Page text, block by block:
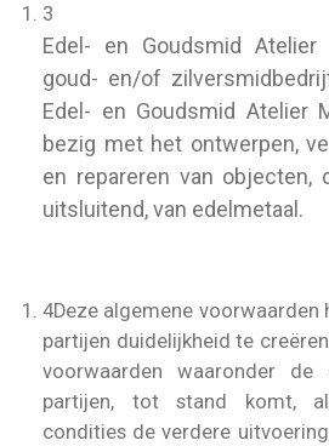
3
Edel- en Goudsmid
goud- en/of
Edel- en Goudsmid Atelier
bezig met het ontwerpen,
en repareren van objecten,
uitsluitend, van edelmetaal.
4Deze algemene voorwaarden
partijen duidelijkheid te
voorwaarden waaronder de
partijen, tot stand komt,
condities de verdere